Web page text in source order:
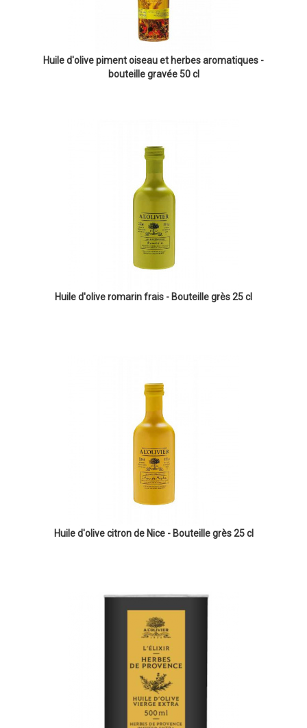
Huile d'olive piment oiseau et herbes aromatiques -
bouteille gravée 50 cl
Huile d'olive romarin frais - Bouteille grès 25 cl
Huile d'olive citron de Nice - Bouteille grès 25 cl